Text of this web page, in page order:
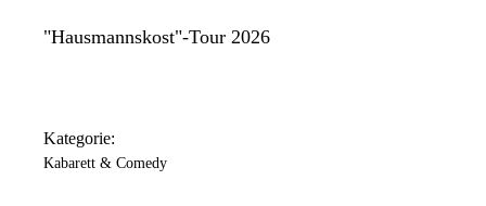
"Hausmannskost"-Tour 2026
Kategorie:
Kabarett & Comedy